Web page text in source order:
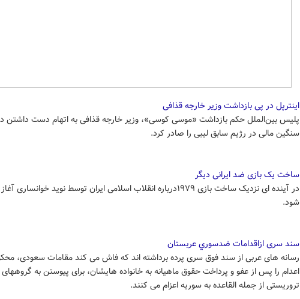
اینترپل در پی بازداشت وزیر خارجه قذافی
پلیس بین‌الملل حکم بازداشت «موسی کوسی»، وزیر خارجه قذافی به اتهام دست داشتن
سنگین مالی در رژیم سابق لیبی را صادر کرد.
ساخت یک بازی ضد ایرانی دیگر
در آینده ای نزدیک ساخت بازی ۱۹۷۹درباره انقلاب اسلامی ایران توسط نوید خوانساری
شود.
سند سری ازاقدامات ضدسوري عربستان
رسانه های عربی از سند فوق سری پرده برداشته اند که فاش می کند مقامات سعودی،
اعدام را پس از عفو و پرداخت حقوق ماهیانه به خانواده هایشان، برای پیوستن به گروههای
تروریستی از جمله القاعده به سوریه اعزام می کنند.